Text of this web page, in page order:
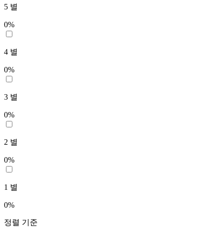
5 별
0%
4 별
0%
3 별
0%
2 별
0%
1 별
0%
정렬 기준